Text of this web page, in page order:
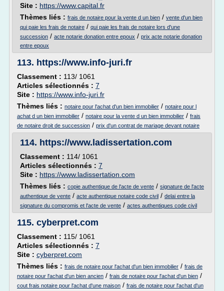
Site : https://www.capital.fr
Thèmes liés : frais de notaire pour la vente d un bien / vente d'un bien
qui paie les frais de notaire / qui paie les frais de notaire lors d'une
succession / acte notarie donation entre epoux / prix acte notarie donation
entre epoux
113. https://www.info-juri.fr
Classement : 113/ 1061
Articles sélectionnés : 7
Site : https://www.info-juri.fr
Thèmes liés : notaire pour l'achat d'un bien immobilier / notaire pour l
achat d un bien immobilier / notaire pour la vente d un bien immobilier / frais
de notaire droit de succession / prix d'un contrat de mariage devant notaire
114. https://www.ladissertation.com
Classement : 114/ 1061
Articles sélectionnés : 7
Site : https://www.ladissertation.com
Thèmes liés : copie authentique de l'acte de vente / signature de l'acte
authentique de vente / acte authentique notaire code civil / delai entre la
signature du compromis et l'acte de vente / actes authentiques code civil
115. cyberpret.com
Classement : 115/ 1061
Articles sélectionnés : 7
Site : cyberpret.com
Thèmes liés : frais de notaire pour l'achat d'un bien immobilier / frais de
notaire pour l'achat d'un bien ancien / frais de notaire pour l'achat d'un bien /
cout frais notaire pour l'achat d'une maison / frais de notaire pour l'achat d'un